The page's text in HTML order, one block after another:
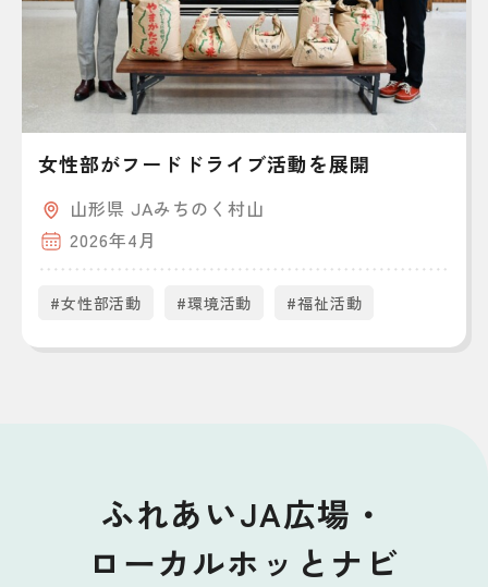
女性部がフードドライブ活動を展開
山形県 JAみちのく村山
2026年4月
#女性部活動 #環境活動 #福祉活動
ふれあいJA広場・
ローカルホッとナビ